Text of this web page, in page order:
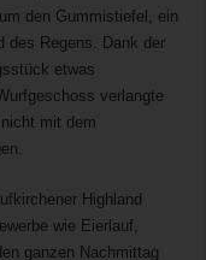
den Gummistiefel, ein
des Regens. Dank der
etwas
verlangte
mit dem
Highland
wie Eierlauf,
ganzen Nachmittag